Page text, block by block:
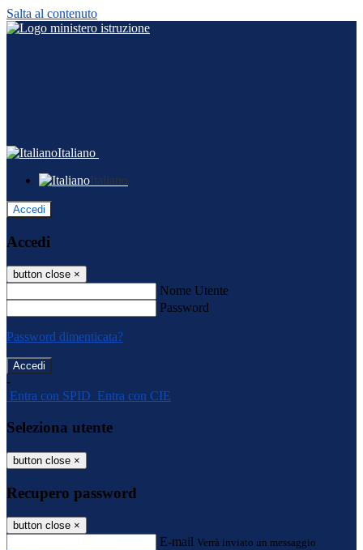
Salta al contenuto
Italiano
Italiano
Accedi
Accedi
button close ×
Nome Utente
Password
Password dimenticata?
-
Entra con SPID Entra con CIE
Seleziona utente
button close ×
Recupero password
button close ×
E-mail Verrà inviato un messaggio